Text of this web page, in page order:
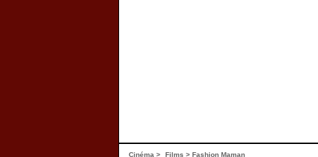
Cinéma > Films > Fashion Maman